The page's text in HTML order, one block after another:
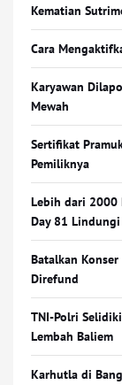
Kematian
Cara
Karyawan
Mewah
Sertifikat
Pemiliknya
Lebih dari 2000
Day 81
Batalkan
Direfund
TNI-Polri
Lembah Baliem
Karhutla di